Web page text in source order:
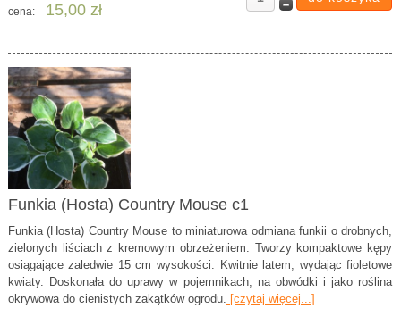
cena:
15,00 zł
Funkia (Hosta) Country Mouse c1
Funkia (Hosta) Country Mouse to miniaturowa odmiana funkii o drobnych,
zielonych liściach z kremowym obrzeżeniem. Tworzy kompaktowe kępy
osiągające zaledwie 15 cm wysokości. Kwitnie latem, wydając fioletowe
kwiaty. Doskonała do uprawy w pojemnikach, na obwódki i jako roślina
okrywowa do cienistych zakątków ogrodu. [czytaj więcej...]